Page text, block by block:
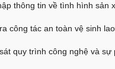
thông tin về tình hình sản
công tác an toàn vệ sinh
quy trình công nghệ và